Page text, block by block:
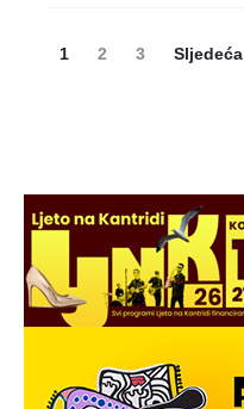
Posts
Page
1 Page
2 Page
3 Sljedeća